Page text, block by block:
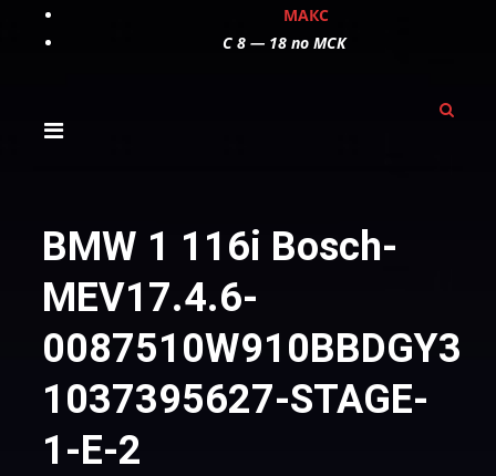
МАКС
C 8 — 18 по МСК
BMW 1 116i Bosch-
MEV17.4.6-
0087510W910BBDGY3-
1037395627-STAGE-
1-E-2